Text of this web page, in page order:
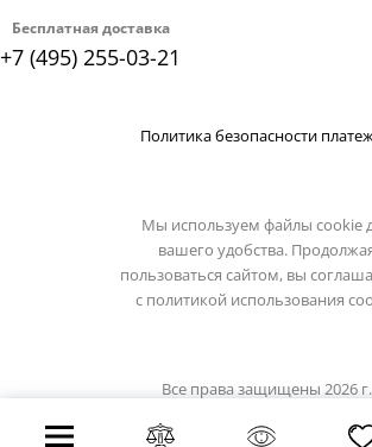
Бесплатная доставка
+7 (495) 255-03-21
Политика безопасности
Мы используем файлы cookie
вашего удобства.
пользоваться сайтом, вы
с политикой использования
Все права защищены 2026 г.